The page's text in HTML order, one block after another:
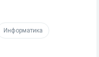
Информатика